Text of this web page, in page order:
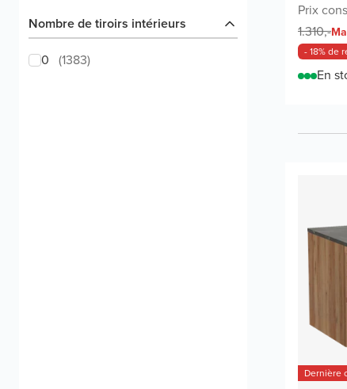
Nombre de tiroirs intérieurs
0 (1383)
Prix
1.310,-
- 18% de
En
Dernière